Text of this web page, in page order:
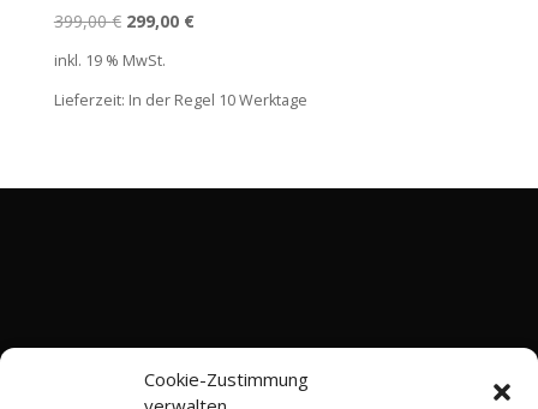
Cookie-Zustimmung
399,00€ Ursprünglicher
399,00 €
299,00 €Aktueller
299,00 €.
inkl. 19 % MwSt.
Lieferzeit: In der Regel 10 Werktage